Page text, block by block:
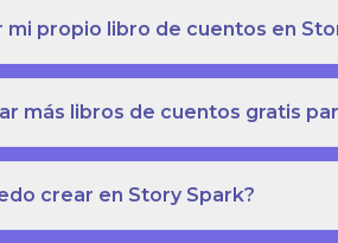
mi propio libro de cuentos en
más libros de cuentos gratis
crear en Story Spark?